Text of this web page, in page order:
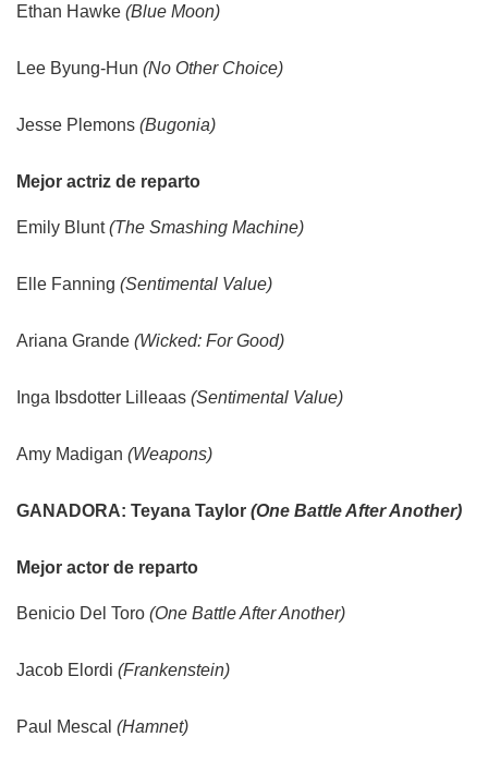
Ethan Hawke (Blue Moon)
Lee Byung-Hun (No Other Choice)
Jesse Plemons (Bugonia)
Mejor actriz de reparto
Emily Blunt(The Smashing Machine)
Elle Fanning (Sentimental Value)
Ariana Grande (Wicked: For Good)
Inga Ibsdotter Lilleaas (Sentimental Value)
Amy Madigan (Weapons)
GANADORA: Teyana Taylor (One Battle After Another)
Mejor actor de reparto
Benicio Del Toro (One Battle After Another)
Jacob Elordi (Frankenstein)
Paul Mescal (Hamnet)